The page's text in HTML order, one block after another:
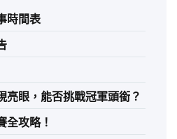
時間表
亮眼，能否挑戰冠軍頭銜？
全攻略！